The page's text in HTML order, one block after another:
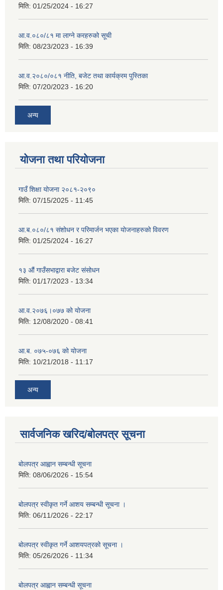
मिति: 01/25/2024 - 16:27
आ.व.०८०/८१ मा लाग्ने करहरुको सूची
मिति: 08/23/2023 - 16:39
आ.व.२०८०/०८१ नीति, बजेट तथा कार्यक्रम पुस्तिका
मिति: 07/20/2023 - 16:20
अन्य
योजना तथा परियोजना
गाउँ शिक्षा योजना २०८१-२०९०
मिति: 07/15/2025 - 11:45
आ.ब.०८०/८१ संशोधन र परिमार्जन भएका योजनाहरुको विवरण
मिति: 01/25/2024 - 16:27
१३ औं गाउँसभाद्वारा बजेट संसोधन
मिति: 01/17/2023 - 13:34
आ‍.व.२०७६।०७७ को योजना
मिति: 12/08/2020 - 08:41
आ.ब. ०७५-०७६ को योजना
मिति: 10/21/2018 - 11:17
अन्य
सार्वजनिक खरिद/बोलपत्र सूचना
बोलपत्र आह्वान सम्बन्धी सूचना
मिति: 08/06/2026 - 15:54
बोलपत्र स्वीकृत गर्ने आशय सम्बन्धी सूचना ।
मिति: 06/11/2026 - 22:17
बोलपत्र स्वीकृत गर्ने आशयपत्रको सूचना ।
मिति: 05/26/2026 - 11:34
बोलपत्र आह्वान सम्बन्धी सूचना